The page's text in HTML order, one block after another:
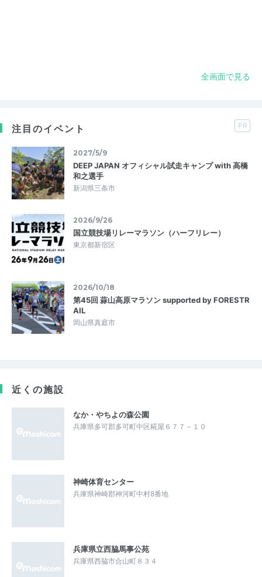
全画面で見る
注目のイベント PR
2027/5/9
DEEP JAPAN オフィシャル試走キャンプ with 高橋
和之選手
新潟県三条市
2026/9/26
国立競技場リレーマラソン（ハーフリレー）
東京都新宿区
2026/10/18
第45回 蒜山高原マラソン supported by FORESTR
AIL
岡山県真庭市
近くの施設
なか・やちよの森公園
兵庫県多可郡多可町中区糀屋６７７－１０
神崎体育センター
兵庫県神崎郡神河町中村8番地
兵庫県立西脇馬事公苑
兵庫県西脇市合山町８３４